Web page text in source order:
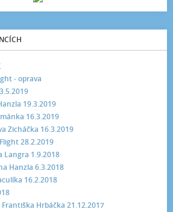
- oprava
19.3.2019
16.3.2019
Zicháčka 16.3.2019
28.2.2019
Langra 1.9.2018
Hanzla 6.3.2018
16.2.2018
Hrbáčka 21.12.2017